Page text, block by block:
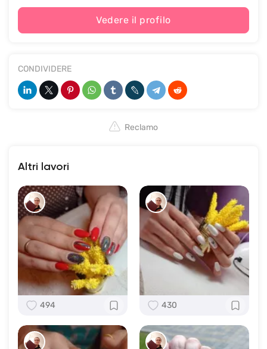
Vedere il profilo
CONDIVIDERE
Reclamo
Altri lavori
494 430